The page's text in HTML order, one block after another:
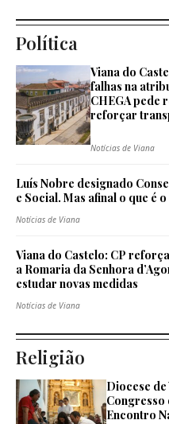
Política
Viana do
falhas na
CHEGA pede
reforçar
Notícias de Viana
Luís Nobre designado
e Social. Mas afinal o que é o
Notícias de Viana
Viana do Castelo: CP
a Romaria da Senhora
estudar novas medidas
Notícias de Viana
Religião
Diocese de
Congresso
Encontro